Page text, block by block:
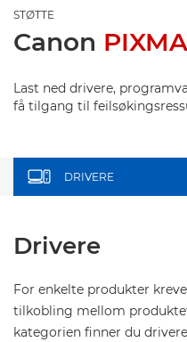
STØTTE
Canon
Last ned drivere,
få tilgang til
DRIVERE
Drivere
For enkelte produkter
tilkobling mellom
kategorien finner du